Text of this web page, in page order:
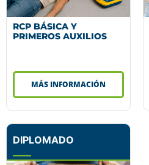
RCP BÁSICA Y
PRIMEROS AUXILIOS
MÁS INFORMACIÓN
DIPLOMADO